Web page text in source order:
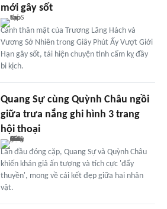
mới gây sốt
Cảnh thân mật của Trương Lăng Hách và
Vương Sở Nhiên trong Giây Phút Ấy Vượt Giới
Hạn gây sốt, tái hiện chuyện tình cấm kỵ đầy
bi kịch.
Quang Sự cùng Quỳnh Châu ngồi
giữa trưa nắng ghi hình 3 trang
hội thoại
Lần đầu đóng cặp, Quang Sự và Quỳnh Châu
khiến khán giả ấn tượng và tích cực 'đẩy
thuyền', mong về cái kết đẹp giữa hai nhân
vật.